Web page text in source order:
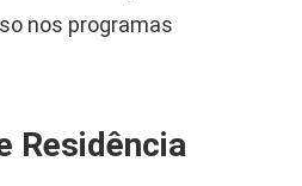
nos programas
Residência